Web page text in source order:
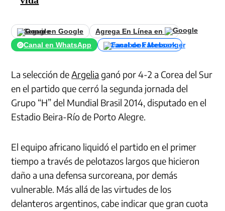
Seguir en Google
Agrega En Línea en
Canal en WhatsApp
Canal de Facebook
La selección deArgelia ganó por 4-2 a Corea del Sur
en el partido que cerró la segunda jornada del
Grupo “H” del Mundial Brasil 2014, disputado en el
Estadio Beira-Río de Porto Alegre.
El equipo africano liquidó el partido en el primer
tiempo a través de pelotazos largos que hicieron
daño a una defensa surcoreana, por demás
vulnerable. Más allá de las virtudes de los
delanteros argentinos, cabe indicar que gran cuota